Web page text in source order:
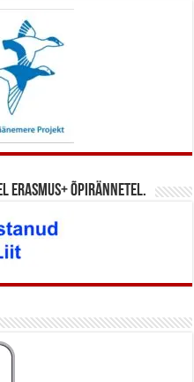
Erasmus+ õpirännetel.